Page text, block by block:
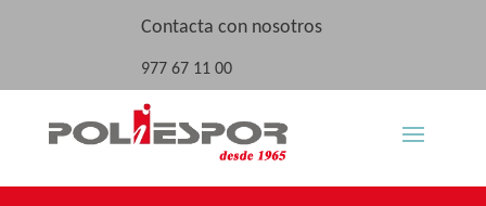
Contacta con nosotros
977 67 11 00